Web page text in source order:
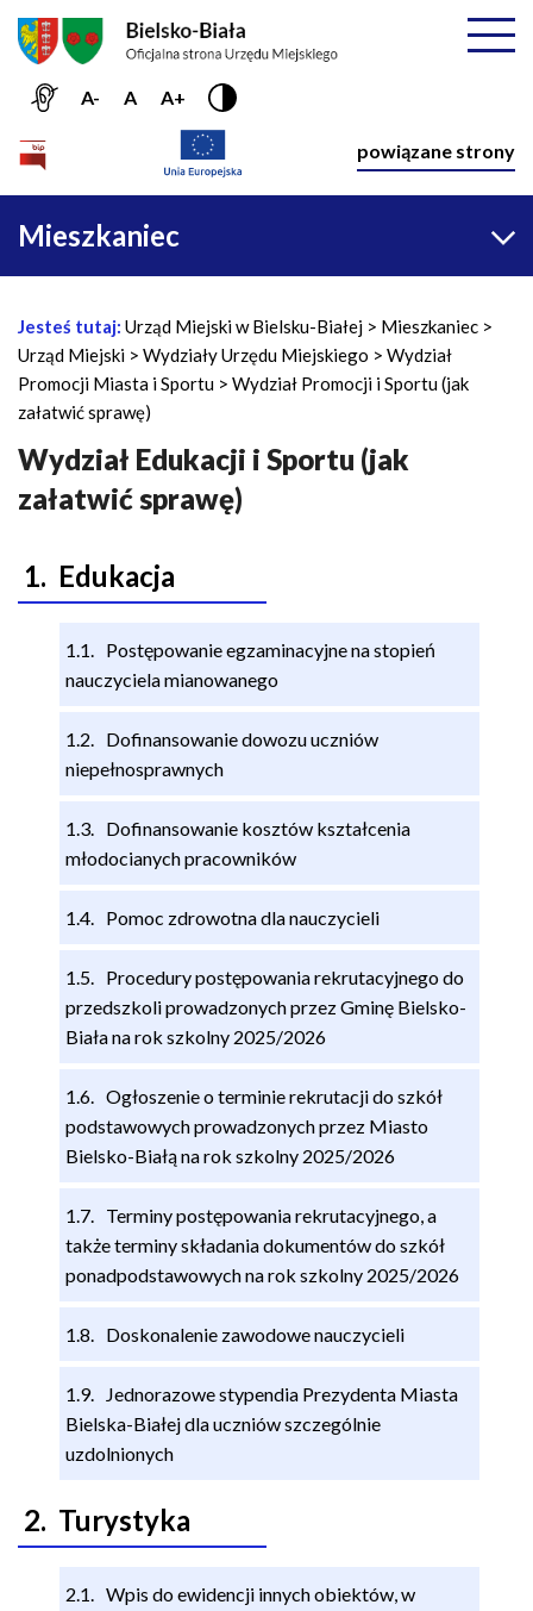
Przejdź do menu głównego
Przejdź do treści
Mapa serwisu
A- A A+
powiązane strony
Główna
nawigacja
Mieszkaniec
Ś
c
i
e
ż
k
a
a
w
Jesteś tutaj: Urząd Miejski w Bielsku-Białej
Mieszkaniec
Urząd Miejski
Wydziały Urzędu Miejskiego
Wydział
Promocji Miasta i Sportu
Wydział Promocji i Sportu (jak
załatwić sprawę)
Wydział Edukacji i Sportu (jak
załatwić sprawę)
Edukacja
Postępowanie egzaminacyjne na stopień
nauczyciela mianowanego
Dofinansowanie dowozu uczniów
niepełnosprawnych
Dofinansowanie kosztów kształcenia
młodocianych pracowników
Pomoc zdrowotna dla nauczycieli
Procedury postępowania rekrutacyjnego do
przedszkoli prowadzonych przez Gminę Bielsko-
Biała na rok szkolny 2025/2026
Ogłoszenie o terminie rekrutacji do szkół
podstawowych prowadzonych przez Miasto
Bielsko-Białą na rok szkolny 2025/2026
Terminy postępowania rekrutacyjnego, a
także terminy składania dokumentów do szkół
ponadpodstawowych na rok szkolny 2025/2026
Doskonalenie zawodowe nauczycieli
Jednorazowe stypendia Prezydenta Miasta
Bielska-Białej dla uczniów szczególnie
uzdolnionych
Turystyka
Wpis do ewidencji innych obiektów, w